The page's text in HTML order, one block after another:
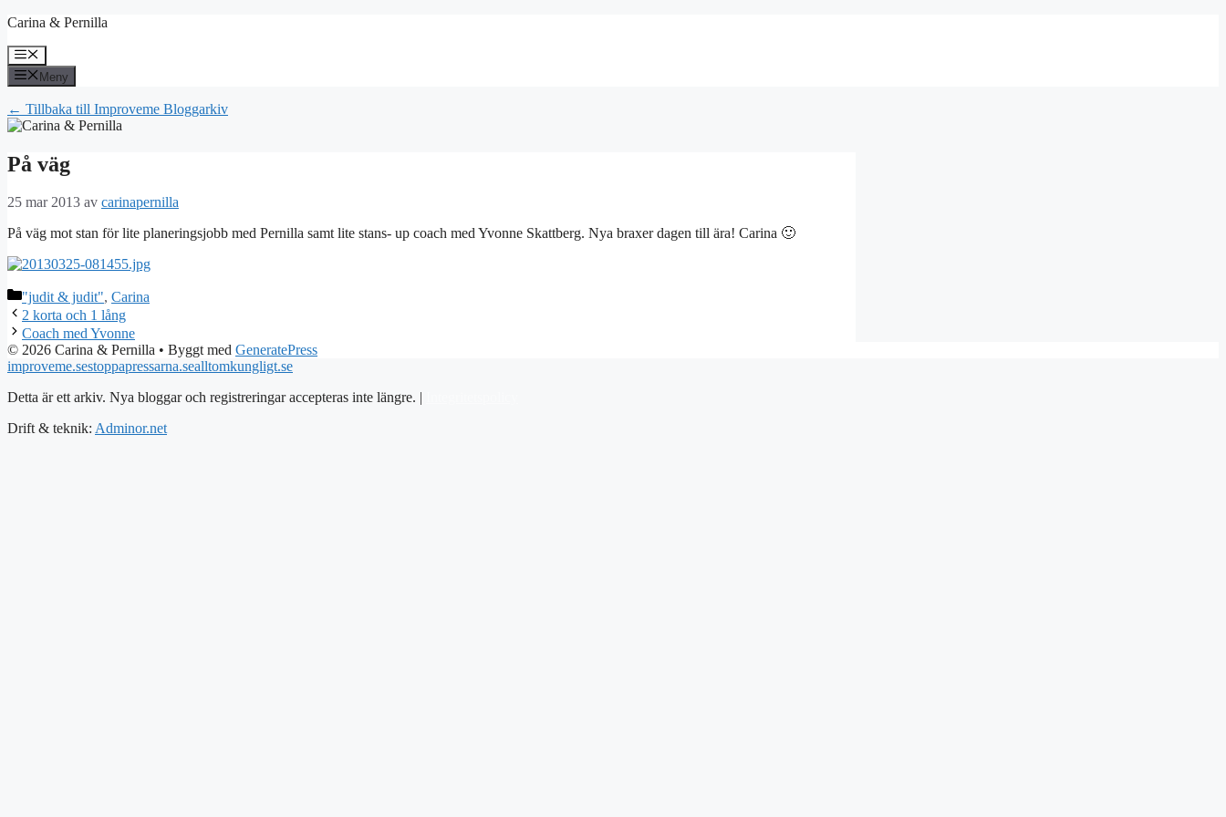
Hoppa
innehåll
Carina & Pernilla
Meny
Meny
← Tillbaka till Improveme Bloggarkiv
På väg
25 mar 2013 av carinapernilla
På väg mot stan för lite planeringsjobb med Pernilla samt lite stans- up coach med Yvonne Skattberg. Nya braxer dagen till ära! Carina 🙂
Kategorier
"judit & judit", Carina
2 korta och 1 lång
Coach med Yvonne
© 2026 Carina & Pernilla • Byggt med GeneratePress
improveme.sestoppapressarna.sealltomkungligt.se
Detta är ett arkiv. Nya bloggar och registreringar accepteras inte längre. |
Drift & teknik: Adminor.net